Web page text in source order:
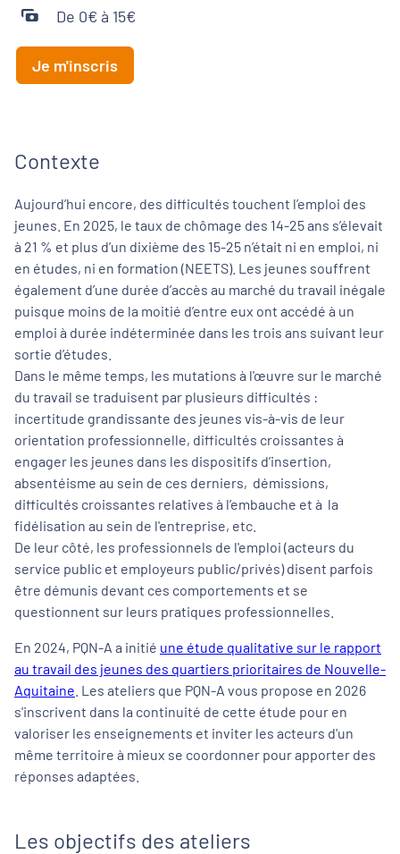
De 0€ à 15€
Je m'inscris
Fonction *
Précisez votre fonction
Département *
Je m’inscris à un événement PQN-A :
“J'ai compris que PQN-A a besoin de conserver mes
données personnelles pour m’informer de ses
activités, notamment m’inviter à des évènements,
recevoir des informations sur les thèmes de mes choix.
PQN-A sait l’importance de ces données pour la
réalisation de ses missions, mais aussi le respect dû
aux données des publics qui les lui confient. Elle met
Dans tous les cas, j’ai compris que PQN-A supprimera
Contexte
Aujourd’hui encore, des difficultés touchent l’emploi des
jeunes. En 2025, le taux de chômage des 14-25 ans s’élevait
à 21 % et plus d’un dixième des 15-25 n’était ni en emploi, ni
en études, ni en formation (NEETS). Les jeunes souffrent
également d’une durée d’accès au marché du travail inégale
puisque moins de la moitié d’entre eux ont accédé à un
emploi à durée indéterminée dans les trois ans suivant leur
sortie d’études.
Dans le même temps, les mutations à l'œuvre sur le marché
du travail se traduisent par plusieurs difficultés :
incertitude grandissante des jeunes vis-à-vis de leur
orientation professionnelle, difficultés croissantes à
engager les jeunes dans les dispositifs d’insertion,
absentéisme au sein de ces derniers, démissions,
difficultés croissantes relatives à l’embauche et à la
fidélisation au sein de l'entreprise, etc.
De leur côté, les professionnels de l'emploi (acteurs du
service public et employeurs public/privés) disent parfois
être démunis devant ces comportements et se
questionnent sur leurs pratiques professionnelles.
En 2024, PQN-A a initié une étude qualitative sur le rapport
au travail des jeunes des quartiers prioritaires de Nouvelle-
Aquitaine . Les ateliers que PQN-A vous propose en 2026
s'inscrivent dans la continuité de cette étude pour en
valoriser les enseignements et inviter les acteurs d'un
même territoire à mieux se coordonner pour apporter des
réponses adaptées.
Les objectifs des ateliers